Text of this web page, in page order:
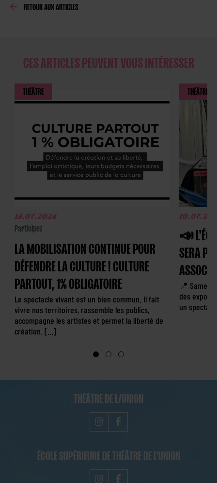
RETOUR AUX ARTICLES
CES ARTICLES PEUVENT VOUS INTÉRESSER
THÉÂTRE
16.07.2026
Participez
LA MOBILISATION CONTINUE POUR
DÉFENDRE LA CULTURE ! CULTURE
PARTOUT, 1% OBLIGATOIRE
Le spectacle vivant est un bien commun. Il fait
vivre nos territoires, rassemble les publics,
accompagne les artistes et permet la liberté de
création. […]
THÉÂTRE
📣
SERA
📍 Samedi
des
un
THÉÂTRE DE L/UNION
ÉCOLE SUPÉRIEURE DE THÉÂTRE DE L'UNION